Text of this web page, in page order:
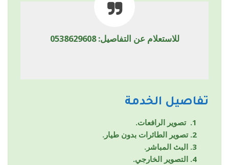
للاستعلام عن التفاصيل: 0538629608
تفاصيل الخدمة
تصوير الرافعات.
تصوير الطائرات بدون طيار.
البث المباشر.
التصوير الخارجي.